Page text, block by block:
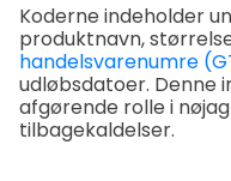
Koderne indeholder
produktnavn,
handelsvarenumre
udløbsdatoer. Denne
afgørende rolle i
tilbagekaldelser.